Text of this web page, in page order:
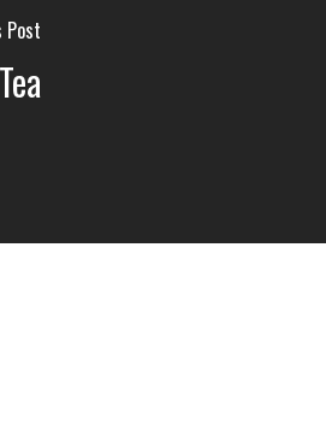
Post